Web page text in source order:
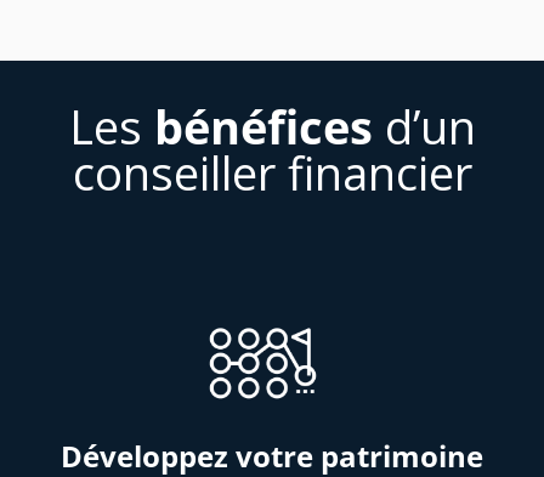
Les bénéfices d’un
conseiller financier
Développez votre patrimoine